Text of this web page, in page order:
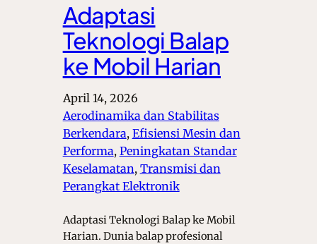
Adaptasi
Teknologi Balap
ke Mobil Harian
April 14, 2026
Aerodinamika dan Stabilitas
Berkendara, Efisiensi Mesin dan
Performa, Peningkatan Standar
Keselamatan, Transmisi dan
Perangkat Elektronik
Adaptasi Teknologi Balap ke Mobil
Harian. Dunia balap profesional